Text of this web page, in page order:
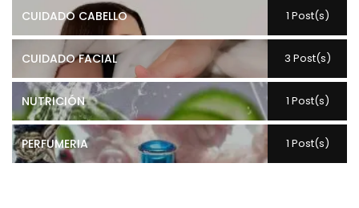
CUIDADO CABELLO 1 Post(s)
CUIDADO FACIAL 3 Post(s)
NUTRICIÓN 1 Post(s)
PERFUMERIA 1 Post(s)